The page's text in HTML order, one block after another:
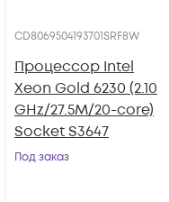
CD8069504193701SRF8W
Процессор Intel
Xeon Gold 6230 (2.10
GHz/27.5M/20-core)
Socket S3647
Под заказ